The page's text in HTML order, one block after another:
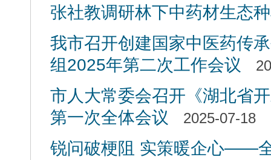
张社教调研林下中药材生态
我市召开创建国家中医药传
组2025年第二次工作会议
市人大常委会召开《湖北省
第一次全体会议
2025-07-18
锐问破梗阻 实策暖企心——